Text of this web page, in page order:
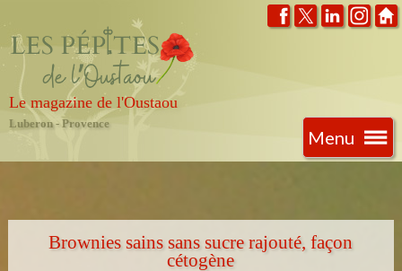
Le magazine de l'Oustaou
Luberon - Provence
Menu
Brownies sains sans sucre rajouté, façon
cétogène